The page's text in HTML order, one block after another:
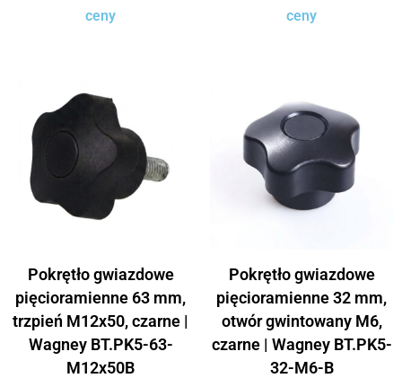
ceny
ceny
Pokrętło gwiazdowe
pięcioramienne 63 mm,
trzpień M12x50, czarne |
Wagney BT.PK5-63-
M12x50B
Pokrętło gwiazdowe
pięcioramienne 32 mm,
otwór gwintowany M6,
czarne | Wagney BT.PK5-
32-M6-B